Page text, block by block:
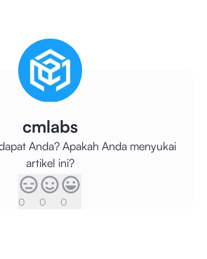
cmlabs
Anda? Apakah Anda menyukai
artikel ini?
0 0 0